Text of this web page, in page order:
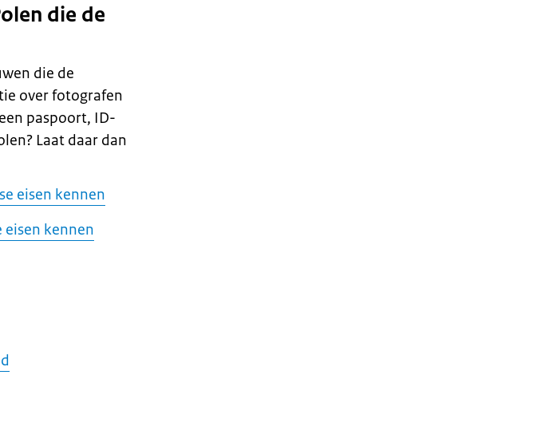
die de
die de
over fotografen
paspoort, ID-
Laat daar dan
eisen kennen
kennen